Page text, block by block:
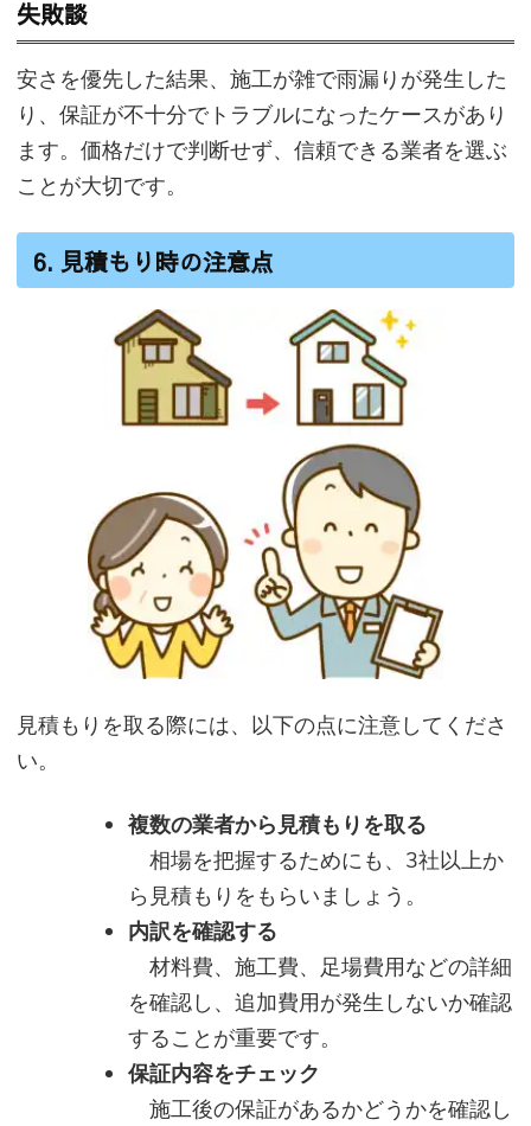
失敗談
安さを優先した結果、施工が雑で雨漏りが発生した
り、保証が不十分でトラブルになったケースがあり
ます。価格だけで判断せず、信頼できる業者を選ぶ
ことが大切です。
6. 見積もり時の注意点
見積もりを取る際には、以下の点に注意してくださ
い。
複数の業者から見積もりを取る
相場を把握するためにも、3社以上か
ら見積もりをもらいましょう。
内訳を確認する
材料費、施工費、足場費用などの詳細
を確認し、追加費用が発生しないか確認
することが重要です。
保証内容をチェック
施工後の保証があるかどうかを確認し